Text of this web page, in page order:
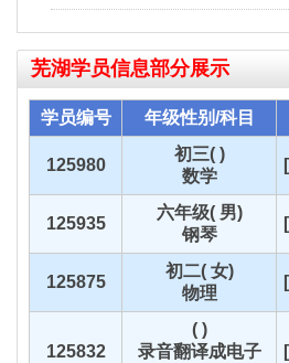
芜湖学员信息部分展示
学员编号 年级性别/科目
125980
初三( )
数学
125935
六年级( 男)
钢琴
125875
初二( 女)
物理
125832
( )
录音翻译成电子